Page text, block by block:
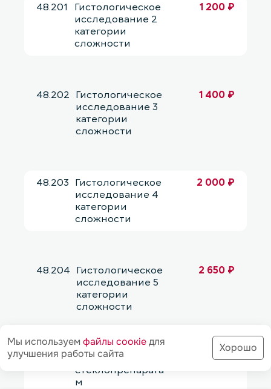
48.201
Гистологическое
исследование 2
категории
сложности
1 200 ₽
48.202 Гистологическое
исследование 3
категории
сложности
1 400 ₽
48.203 Гистологическое
исследование 4
категории
сложности
2 000 ₽
48.204 Гистологическое
исследование 5
категории
сложности
2 650 ₽
48.205 Консультация по
стеклопрепарата
м
1 100 ₽
Мы используем файлы соoкіедля
улучшения работы сайта
Хорошо